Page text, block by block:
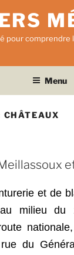
pour comprendre
Menu
CHÂTEAUX
et de
milieu du
du